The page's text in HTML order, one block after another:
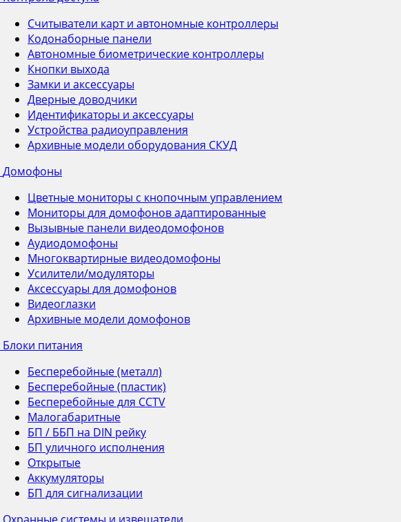
Считыватели карт и автономные контроллеры
Кодонаборные панели
Автономные биометрические контроллеры
Кнопки выхода
Замки и аксессуары
Дверные доводчики
Идентификаторы и аксессуары
Устройства радиоуправления
Архивные модели оборудования СКУД
Домофоны
Цветные мониторы с кнопочным управлением
Мониторы для домофонов адаптированные
Вызывные панели видеодомофонов
Аудиодомофоны
Многоквартирные видеодомофоны
Усилители/модуляторы
Аксессуары для домофонов
Видеоглазки
Архивные модели домофонов
Блоки питания
Бесперебойные (металл)
Бесперебойные (пластик)
Бесперебойные для CCTV
Малогабаритные
БП / ББП на DIN рейку
БП уличного исполнения
Открытые
Аккумуляторы
БП для сигнализации